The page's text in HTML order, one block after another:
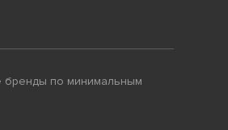
бренды по минимальным